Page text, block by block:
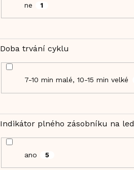
ne 1
Doba trvání cyklu
7-10 min malé, 10-15 min velké
Indikátor plného zásobníku na led
ano 5